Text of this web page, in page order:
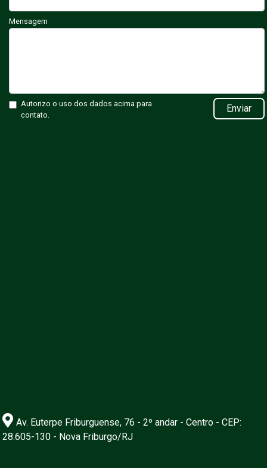
Mensagem
Autorizo o uso dos dados acima para
contato.
Enviar
Av. Euterpe Friburguense, 76 - 2º andar - Centro - CEP:
28.605-130 - Nova Friburgo/RJ